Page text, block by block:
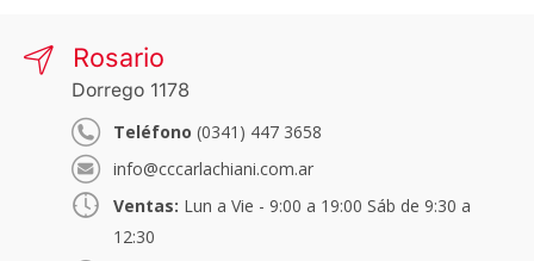
Rosario
Dorrego 1178
Teléfono (0341) 447 3658
info@cccarlachiani.com.ar
Ventas: Lun a Vie - 9:00 a 19:00 Sáb de 9:30 a
12:30